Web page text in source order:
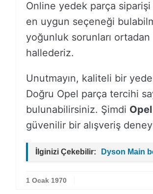
Online yedek parça siparişi
en uygun seçeneği
yoğunluk sorunları
hallederiz.
Unutmayın, kaliteli bir
Doğru Opel parça tercihi
bulunabilirsiniz. Şimdi
güvenilir bir alışveriş
İlginizi Çekebilir: Dyson Main
1 Ocak 1970